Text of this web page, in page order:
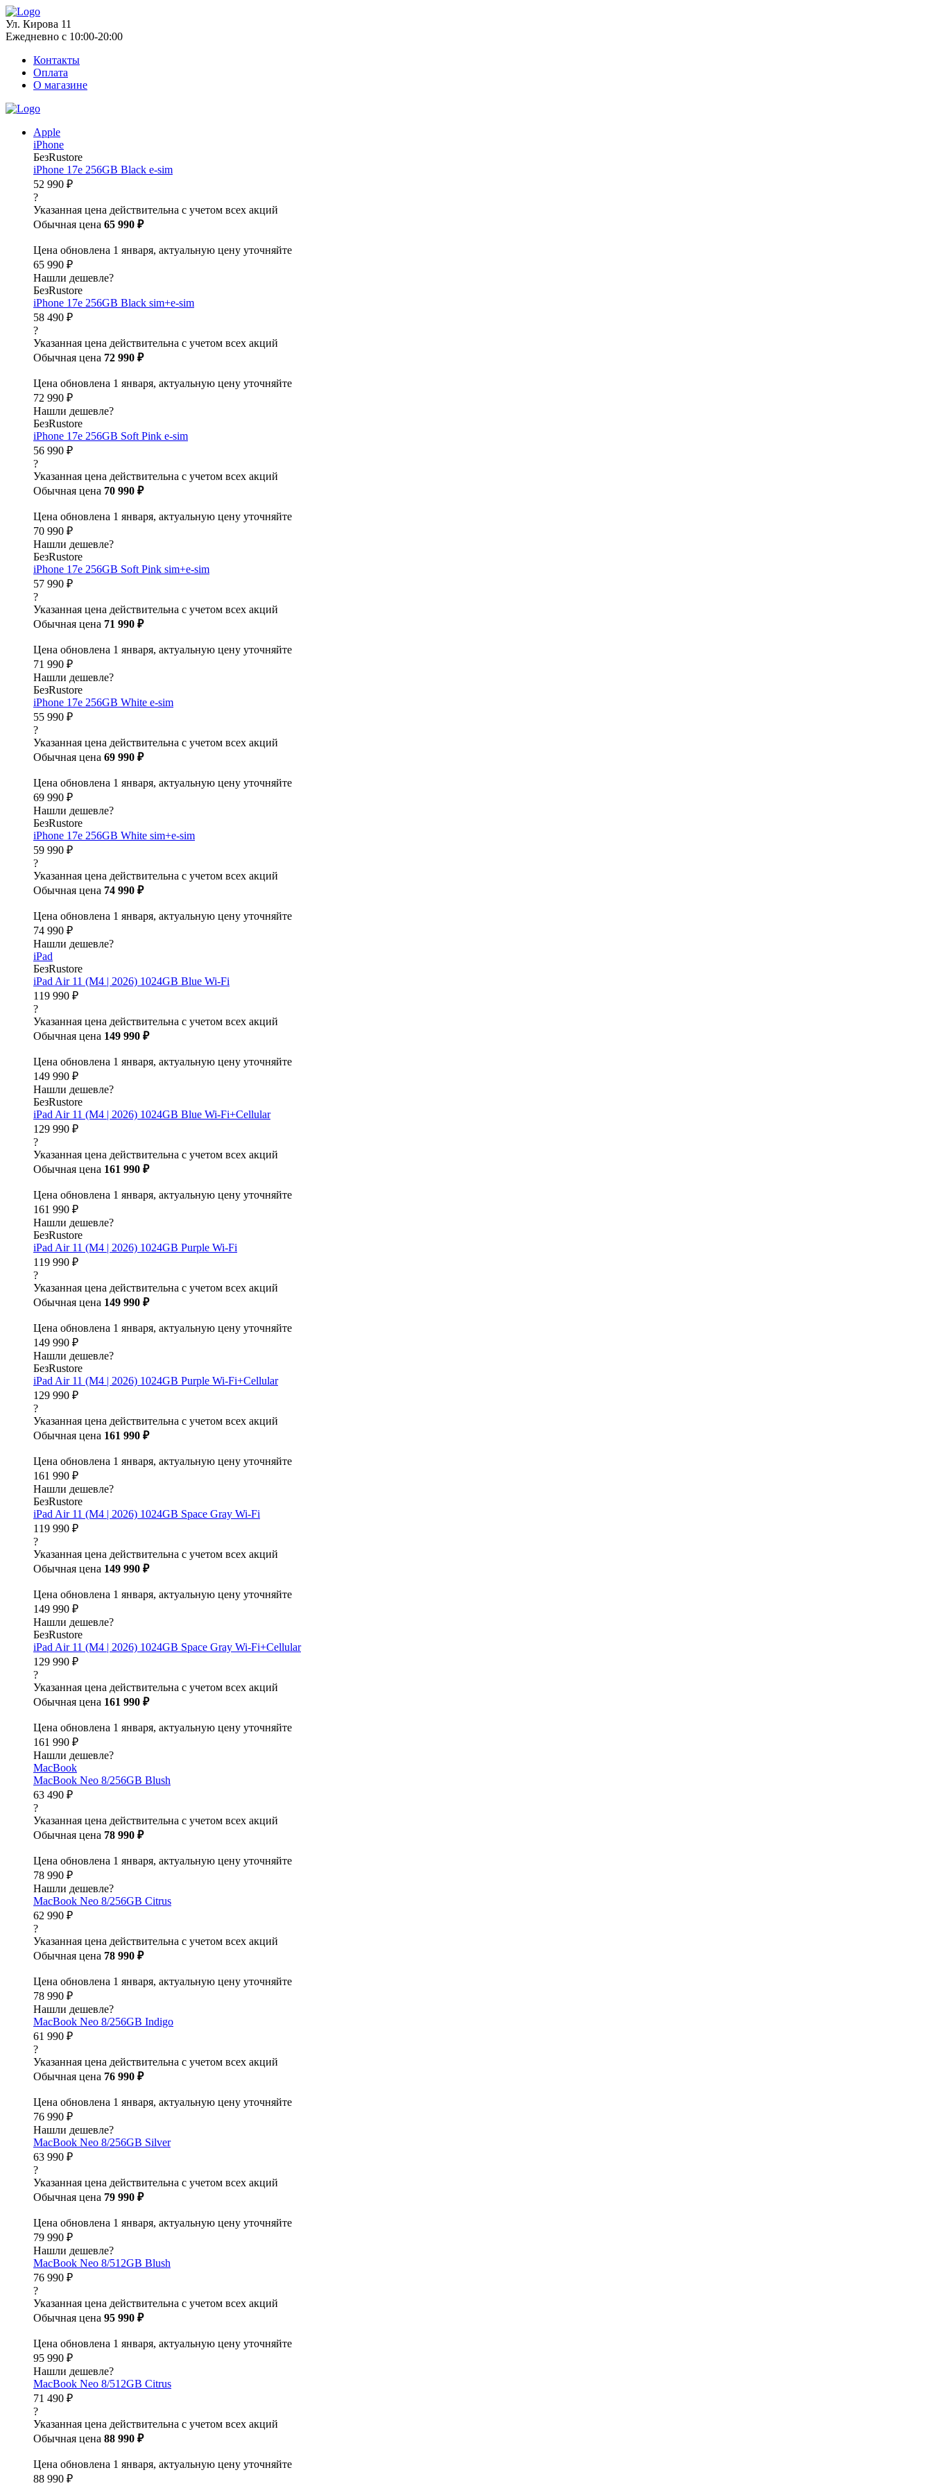
Ул. Кирова 11
Ежедневно с 10:00-20:00
Контакты
Оплата
О магазине
Apple
iPhone
БезRustore
iPhone 17e 256GB Black e-sim
52 990 ₽
?
Указанная цена действительна с учетом всех акций
Обычная цена 65 990 ₽
Цена обновлена 1 января, актуальную цену уточняйте
65 990 ₽
Нашли дешевле?
БезRustore
iPhone 17e 256GB Black sim+e-sim
58 490 ₽
?
Указанная цена действительна с учетом всех акций
Обычная цена 72 990 ₽
Цена обновлена 1 января, актуальную цену уточняйте
72 990 ₽
Нашли дешевле?
БезRustore
iPhone 17e 256GB Soft Pink e-sim
56 990 ₽
?
Указанная цена действительна с учетом всех акций
Обычная цена 70 990 ₽
Цена обновлена 1 января, актуальную цену уточняйте
70 990 ₽
Нашли дешевле?
БезRustore
iPhone 17e 256GB Soft Pink sim+e-sim
57 990 ₽
?
Указанная цена действительна с учетом всех акций
Обычная цена 71 990 ₽
Цена обновлена 1 января, актуальную цену уточняйте
71 990 ₽
Нашли дешевле?
БезRustore
iPhone 17e 256GB White e-sim
55 990 ₽
?
Указанная цена действительна с учетом всех акций
Обычная цена 69 990 ₽
Цена обновлена 1 января, актуальную цену уточняйте
69 990 ₽
Нашли дешевле?
БезRustore
iPhone 17e 256GB White sim+e-sim
59 990 ₽
?
Указанная цена действительна с учетом всех акций
Обычная цена 74 990 ₽
Цена обновлена 1 января, актуальную цену уточняйте
74 990 ₽
Нашли дешевле?
iPad
БезRustore
iPad Air 11 (M4 | 2026) 1024GB Blue Wi-Fi
119 990 ₽
?
Указанная цена действительна с учетом всех акций
Обычная цена 149 990 ₽
Цена обновлена 1 января, актуальную цену уточняйте
149 990 ₽
Нашли дешевле?
БезRustore
iPad Air 11 (M4 | 2026) 1024GB Blue Wi-Fi+Cellular
129 990 ₽
?
Указанная цена действительна с учетом всех акций
Обычная цена 161 990 ₽
Цена обновлена 1 января, актуальную цену уточняйте
161 990 ₽
Нашли дешевле?
БезRustore
iPad Air 11 (M4 | 2026) 1024GB Purple Wi-Fi
119 990 ₽
?
Указанная цена действительна с учетом всех акций
Обычная цена 149 990 ₽
Цена обновлена 1 января, актуальную цену уточняйте
149 990 ₽
Нашли дешевле?
БезRustore
iPad Air 11 (M4 | 2026) 1024GB Purple Wi-Fi+Cellular
129 990 ₽
?
Указанная цена действительна с учетом всех акций
Обычная цена 161 990 ₽
Цена обновлена 1 января, актуальную цену уточняйте
161 990 ₽
Нашли дешевле?
БезRustore
iPad Air 11 (M4 | 2026) 1024GB Space Gray Wi-Fi
119 990 ₽
?
Указанная цена действительна с учетом всех акций
Обычная цена 149 990 ₽
Цена обновлена 1 января, актуальную цену уточняйте
149 990 ₽
Нашли дешевле?
БезRustore
iPad Air 11 (M4 | 2026) 1024GB Space Gray Wi-Fi+Cellular
129 990 ₽
?
Указанная цена действительна с учетом всех акций
Обычная цена 161 990 ₽
Цена обновлена 1 января, актуальную цену уточняйте
161 990 ₽
Нашли дешевле?
MacBook
MacBook Neo 8/256GB Blush
63 490 ₽
?
Указанная цена действительна с учетом всех акций
Обычная цена 78 990 ₽
Цена обновлена 1 января, актуальную цену уточняйте
78 990 ₽
Нашли дешевле?
MacBook Neo 8/256GB Citrus
62 990 ₽
?
Указанная цена действительна с учетом всех акций
Обычная цена 78 990 ₽
Цена обновлена 1 января, актуальную цену уточняйте
78 990 ₽
Нашли дешевле?
MacBook Neo 8/256GB Indigo
61 990 ₽
?
Указанная цена действительна с учетом всех акций
Обычная цена 76 990 ₽
Цена обновлена 1 января, актуальную цену уточняйте
76 990 ₽
Нашли дешевле?
MacBook Neo 8/256GB Silver
63 990 ₽
?
Указанная цена действительна с учетом всех акций
Обычная цена 79 990 ₽
Цена обновлена 1 января, актуальную цену уточняйте
79 990 ₽
Нашли дешевле?
MacBook Neo 8/512GB Blush
76 990 ₽
?
Указанная цена действительна с учетом всех акций
Обычная цена 95 990 ₽
Цена обновлена 1 января, актуальную цену уточняйте
95 990 ₽
Нашли дешевле?
MacBook Neo 8/512GB Citrus
71 490 ₽
?
Указанная цена действительна с учетом всех акций
Обычная цена 88 990 ₽
Цена обновлена 1 января, актуальную цену уточняйте
88 990 ₽